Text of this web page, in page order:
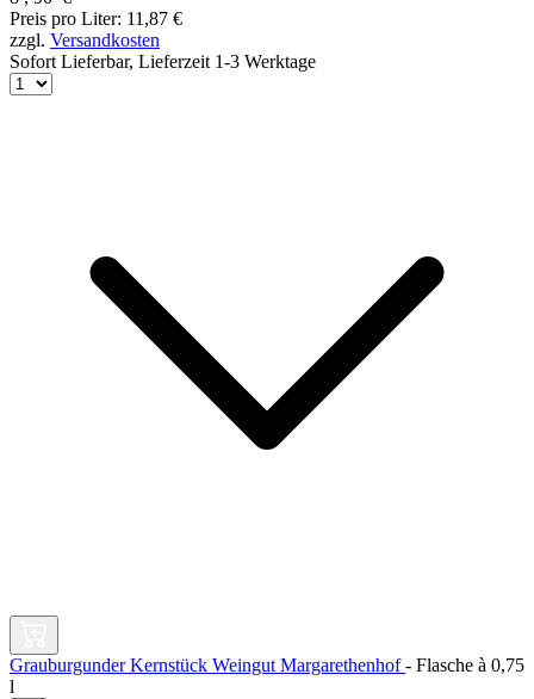
Preis pro Liter: 11,87 €
zzgl. Versandkosten
Sofort Lieferbar, Lieferzeit 1-3 Werktage
Grauburgunder Kernstück Weingut Margarethenhof- Flasche à 0,75
l